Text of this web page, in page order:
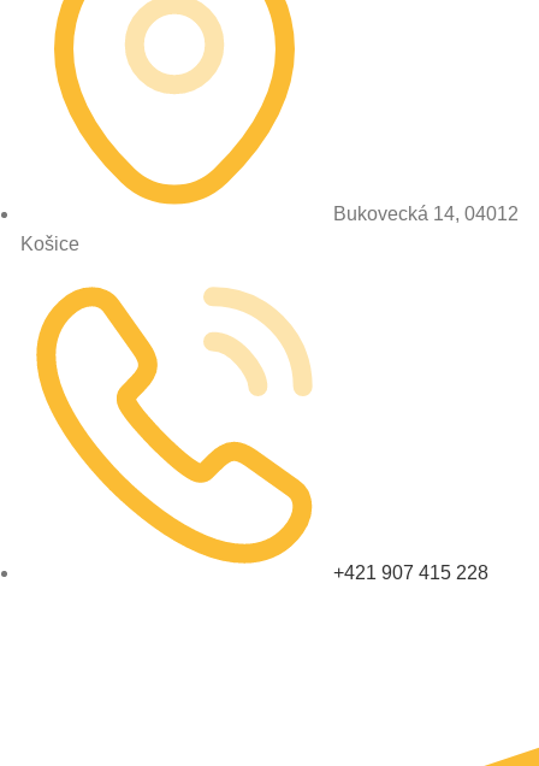
Bukovecká 14, 04012
Košice
+421 907 415 228